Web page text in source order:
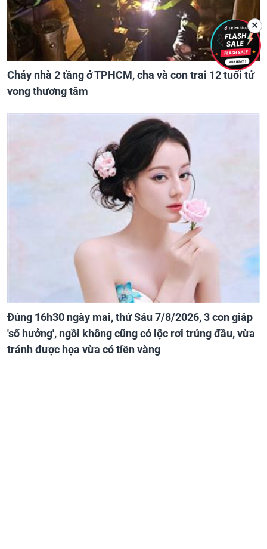
Cháy nhà 2 tầng ở TPHCM, cha và con trai 12 tuổi tử
vong thương tâm
Đúng 16h30 ngày mai, thứ Sáu 7/8/2026, 3 con giáp
'số hưởng', ngồi không cũng có lộc rơi trúng đầu, vừa
tránh được họa vừa có tiền vàng
✕